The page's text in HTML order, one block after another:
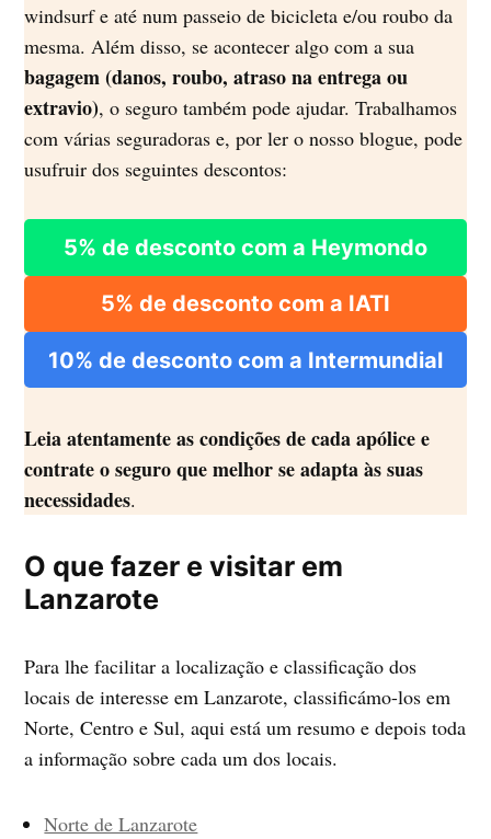
windsurf e até num passeio de bicicleta e/ou roubo da
mesma. Além disso, se acontecer algo com a sua
bagagem (danos, roubo, atraso na entrega ou
extravio), o seguro também pode ajudar. Trabalhamos
com várias seguradoras e, por ler o nosso blogue, pode
usufruir dos seguintes descontos:
5% de desconto com a Heymondo
5% de desconto com a IATI
10% de desconto com a Intermundial
Leia atentamente as condições de cada apólice e
contrate o seguro que melhor se adapta às suas
necessidades.
O que fazer e visitar em
Lanzarote
Para lhe facilitar a localização e classificação dos
locais de interesse em Lanzarote, classificámo-los em
Norte, Centro e Sul, aqui está um resumo e depois toda
a informação sobre cada um dos locais.
Norte de Lanzarote